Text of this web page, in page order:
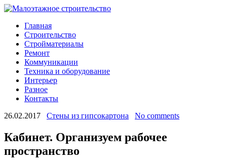
Главная
Строительство
Стройматериалы
Ремонт
Коммуникации
Техника и оборудование
Интерьер
Разное
Контакты
26.02.2017
Стены из гипсокартона No comments
Кабинет. Организуем рабочее
пространство